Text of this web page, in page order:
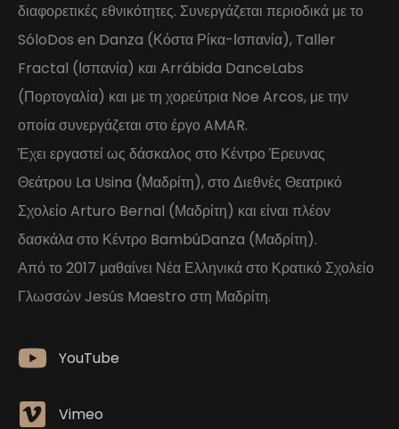
διαφορετικές εθνικότητες. Συνεργάζεται περιοδικά με το
SóloDos en Danza (Κόστα Ρίκα-Ισπανία), Taller
Fractal (Ισπανία) και Arrábida DanceLabs
(Πορτογαλία) και με τη χορεύτρια Noe Arcos, με την
οποία συνεργάζεται στο έργο AMAR.
Έχει εργαστεί ως δάσκαλος στο Κέντρο Έρευνας
Θεάτρου La Usina (Μαδρίτη), στο Διεθνές Θεατρικό
Σχολείο Arturo Bernal (Μαδρίτη) και είναι πλέον
δασκάλα στο Κέντρο BambúDanza (Μαδρίτη).
Από το 2017 μαθαίνει Νέα Ελληνικά στο Κρατικό Σχολείο
Γλωσσών Jesús Maestro στη Μαδρίτη.
YouTube
Vimeo